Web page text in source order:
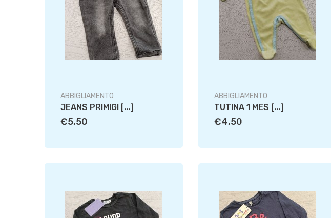
ABBIGLIAMENTO
JEANS PRIMIGI [...]
€5,50
ABBIGLIAMENTO
TUTINA 1 MES [...]
€4,50